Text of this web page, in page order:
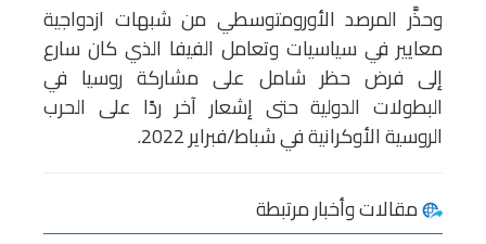
وحذَّر المرصد الأورومتوسطي من شبهات ازدواجية
معايير في سياسيات وتعامل الفيفا الذي كان سارع
إلى فرض حظر شامل على مشاركة روسيا في
البطولات الدولية حتى إشعار آخر ردًا على الحرب
الروسية الأوكرانية في شباط/فبراير 2022.
مقالات وأخبار مرتبطة